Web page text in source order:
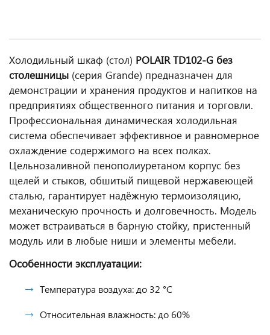
Холодильный шкаф (стол) POLAIR TD102‑G без
столешницы (серия Grande) предназначен для
демонстрации и хранения продуктов и напитков на
предприятиях общественного питания и торговли.
Профессиональная динамическая холодильная
система обеспечивает эффективное и равномерное
охлаждение содержимого на всех полках.
Цельнозаливной пенополиуретаном корпус без
щелей и стыков, обшитый пищевой нержавеющей
сталью, гарантирует надёжную термоизоляцию,
механическую прочность и долговечность. Модель
может встраиваться в барную стойку, пристенный
модуль или в любые ниши и элементы мебели.
Особенности эксплуатации:
Температура воздуха: до 32 °С
Относительная влажность: до 60%